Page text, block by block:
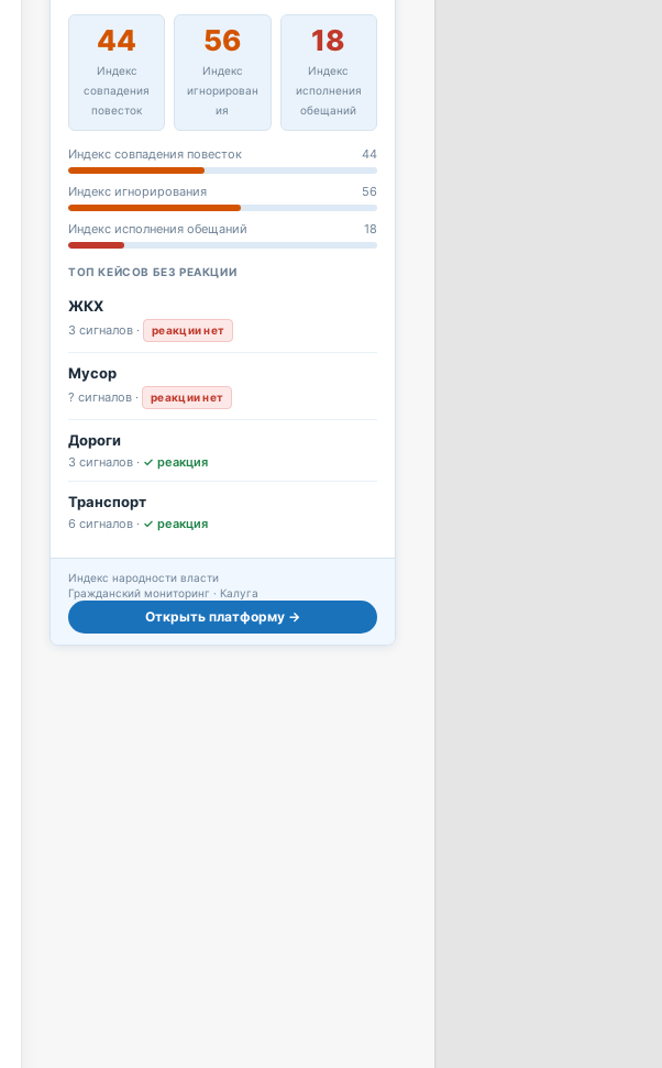
44
Индекс
совпадения
повесток
56
Индекс
игнорирован
ия
18
Индекс
исполнения
обещаний
Индекс совпадения повесток 44
Индекс игнорирования 56
Индекс исполнения обещаний 18
ТОП КЕЙСОВ БЕЗ РЕАКЦИИ
ЖКХ
3 сигналов · реакции нет
Мусор
? сигналов · реакции нет
Дороги
3 сигналов · ✓ реакция
Транспорт
6 сигналов · ✓ реакция
Индекс народности власти
Гражданский мониторинг · Калуга
Открыть платформу →